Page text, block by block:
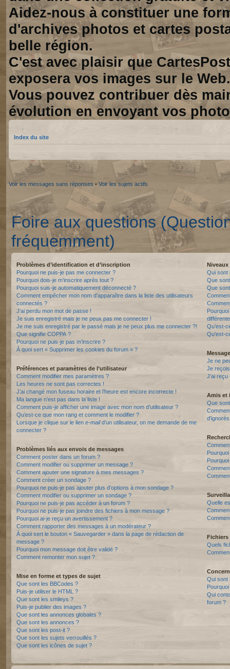
Aidez-nous à constituer une
d'archives photos et cartes
belle région.
C'est avec plaisir que
exposera vos images sur le Web.
Vous pouvez contribuer dès
évolution en envoyant vos
Index du site
Voir les messages sans réponses • Voir les sujets actifs
Foire aux questions
fréquemment)
Problèmes d’identification et d’inscription
Pourquoi ne puis-je pas me connecter ?
Pourquoi dois-je m’inscrire après tout ?
Pourquoi suis-je automatiquement déconnecté ?
Comment empêcher mon nom d’apparaître dans la liste des utilisateurs
connectés ?
J’ai perdu mon mot de passe !
Je suis enregistré mais je ne peux pas me connecter !
Je me suis enregistré par le passé mais je ne peux plus me connecter ?!
Que signifie COPPA ?
Pourquoi ne puis-je pas m’inscrire ?
À quoi sert « Supprimer les cookies du forum » ?
Préférences et paramètres de l’utilisateur
Comment modifier mes paramètres ?
Les heures ne sont pas correctes !
J’ai changé mon fuseau horaire et l’heure est encore incorrecte !
Ma langue n’est pas dans la liste !
Comment puis-je afficher une image avec mon nom d’utilisateur ?
Qu’est-ce que mon rang et comment le modifier ?
Lorsque je clique sur le lien e-maild’un utilisateur, on me demande de me
connecter ?
Problèmes liés aux envois de messages
Comment poster dans un forum ?
Comment modifier ou supprimer un message ?
Comment ajouter une signature à mes messages ?
Comment créer un sondage ?
Pourquoi ne puis-je pas ajouter plus d’options à mon sondage ?
Comment modifier ou supprimer un sondage ?
Pourquoi ne puis-je pas accéder à un forum ?
Pourquoi ne puis-je pas joindre des fichiers à mon message ?
Pourquoi ai-je reçu un avertissement ?
Comment rapporter des messages à un modérateur ?
À quoi sert le bouton « Sauvegarder » dans la page de rédaction de
message ?
Pourquoi mon message doit être validé ?
Comment remonter mon sujet ?
Mise en forme et types de sujet
Que sont les BBCodes ?
Puis-je utiliser le HTML ?
Que sont les smileys ?
Puis-je publier des images ?
Que sont les annonces globales ?
Que sont les annonces ?
Que sont les post-it ?
Que sont les sujets verrouillés ?
Que sont les icônes de sujet ?
Niveaux
Qui sont
Que
Que
Qu’est-
Qu’est-
Je ne
Je
J’ai
Amis et
Que
Quelle
Quels
Qui sont
Qui
forum ?